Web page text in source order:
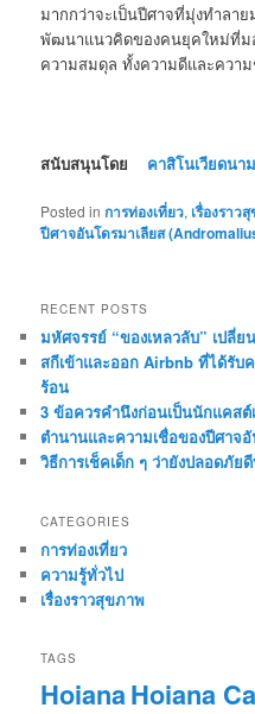
มากกว่าจะเป็นปีศาจที่มุ่งทำลา
พัฒนาแนวคิดของคนยุคใหม่ที่ม
ความสมดุล ทั้งความดีและควา
สนับสนุนโดย คาสิโนเวียดนาม
Posted in การท่องเที่ยว, เรื่องราว
ปีศาจอันโดรมาเลียส
RECENT POSTS
มหัศจรรย์ “ของเหลวลับ” เปลี่
สกีเข้าและออก Airbnb ที่ได้รั
ร้อน
3 ข้อควรคำนึงก่อนเป็นนักแคสต์
ตำนานและความเชื่อของปีศาจ
วิธีการเช็คเด็ก ๆ ว่ายังปลอดภัย
CATEGORIES
การท่องเที่ยว
ความรู้ทั่วไป
เรื่องราวสุขภาพ
TAGS
HoianaHoiana